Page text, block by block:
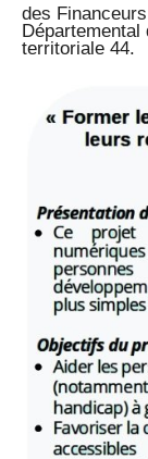
des
territoriale 44.